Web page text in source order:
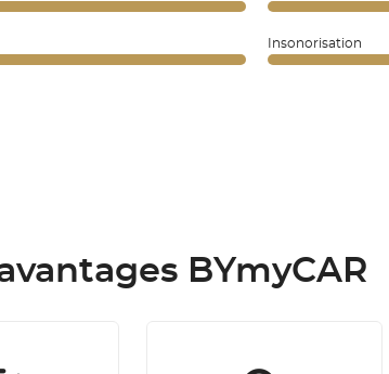
Insonorisation
BYmyCAR